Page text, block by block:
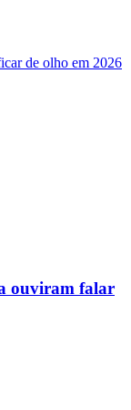
de olho em 2026
ouviram falar